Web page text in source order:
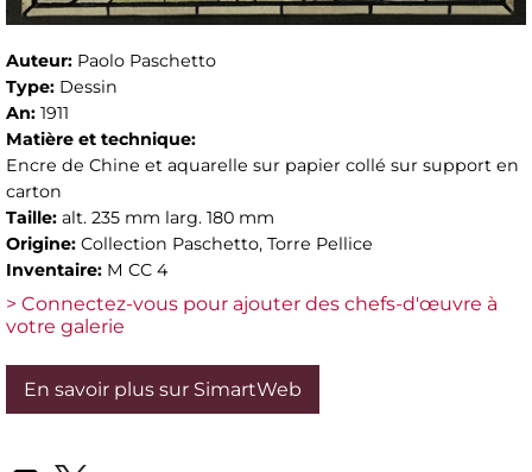
Auteur: Paolo Paschetto
Type: Dessin
An: 1911
Matière et technique:
Encre de Chine et aquarelle sur papier collé sur support en
carton
Taille: alt. 235 mm larg. 180 mm
Origine: Collection Paschetto, Torre Pellice
Inventaire: M CC 4
> Connectez-vous pour ajouter des chefs-d'œuvre à
votre galerie
En savoir plus sur SimartWeb